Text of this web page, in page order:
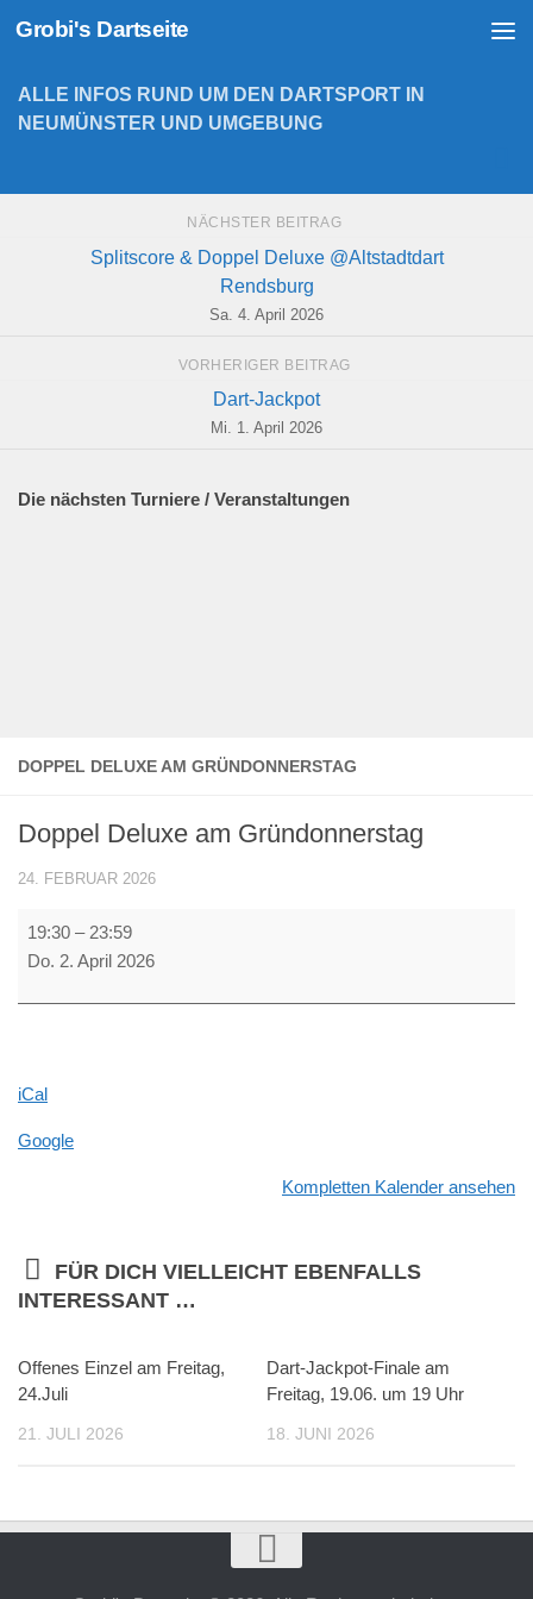
Zum Inhalt springen
Grobi's Dartseite
DOPPEL DELUXE AM GRÜNDONNERSTAG
Doppel Deluxe am Gründonnerstag
24. FEBRUAR 2026
Doppel
Deluxe
Gründonnerstag
19:30 – 23:59
Do. 2. April 2026
iCal
Google
Kompletten Kalender ansehen
FÜR DICH VIELLEICHT EBENFALLS
INTERESSANT …
Offenes Einzel am Freitag,
24.Juli
21. JULI 2026
Dart-Jackpot-Finale am
Freitag, 19.06. um 19 Uhr
18. JUNI 2026
ALLE INFOS RUND UM DEN DARTSPORT IN
NEUMÜNSTER UND UMGEBUNG
NÄCHSTER BEITRAG
Splitscore & Doppel Deluxe @Altstadtdart
Rendsburg
Sa. 4. April 2026
VORHERIGER BEITRAG
Dart-Jackpot
Mi. 1. April 2026
Die nächsten Turniere / Veranstaltungen